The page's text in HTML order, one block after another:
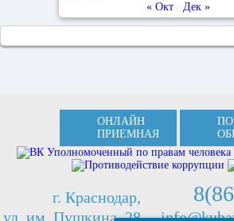
« Окт
Дек »
ОНЛАЙН
ПРИЕМНАЯ
г. Краснодар,
ул. им. Пушкина, 28